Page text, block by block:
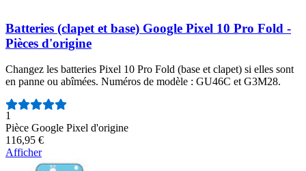
Batteries (clapet et base) Google Pixel 10 Pro Fold -
Pièces d'origine
Changez les batteries Pixel 10 Pro Fold (base et clapet) si elles sont
en panne ou abîmées. Numéros de modèle : GU46C et G3M28.
Nombre d'avis :
1
Pièce Google Pixel d'origine
116,95 €
Afficher